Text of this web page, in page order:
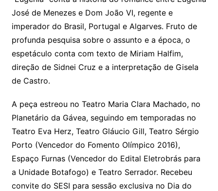
José de Menezes e Dom João VI, regente e
imperador do Brasil, Portugal e Algarves. Fruto de
profunda pesquisa sobre o assunto e a época, o
espetáculo conta com texto de Miriam Halfim,
direção de Sidnei Cruz e a interpretação de Gisela
de Castro.
A peça estreou no Teatro Maria Clara Machado, no
Planetário da Gávea, seguindo em temporadas no
Teatro Eva Herz, Teatro Gláucio Gill, Teatro Sérgio
Porto (Vencedor do Fomento Olímpico 2016),
Espaço Furnas (Vencedor do Edital Eletrobrás para
a Unidade Botafogo) e Teatro Serrador. Recebeu
convite do SESI para sessão exclusiva no Dia do